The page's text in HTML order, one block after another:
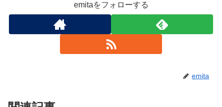
emitaをフォローする
emita